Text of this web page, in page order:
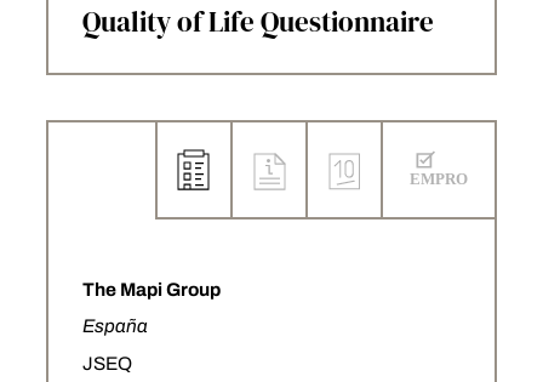
Quality of Life Questionnaire
The Mapi Group
España
JSEQ